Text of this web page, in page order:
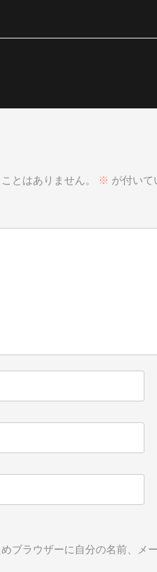
とはありません。 ※ が付いて
ブラウザーに自分の名前、メ